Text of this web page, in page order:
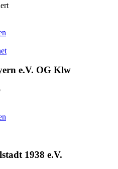
e.V. OG Klw
1938 e.V.